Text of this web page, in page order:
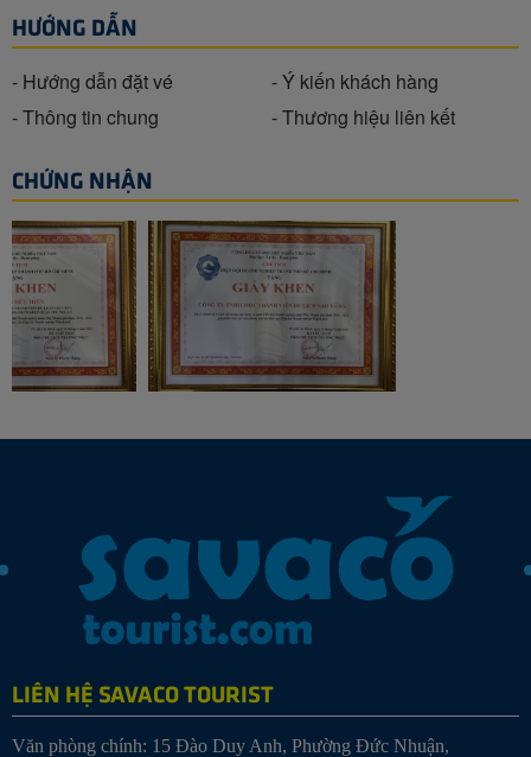
HƯỚNG DẪN
- Hướng dẫn đặt vé
- Ý kiến khách hàng
- Thông tin chung
- Thương hiệu liên kết
CHỨNG NHẬN
LIÊN HỆ SAVACO TOURIST
Văn phòng chính: 15 Đào Duy Anh, Phường Đức Nhuận,